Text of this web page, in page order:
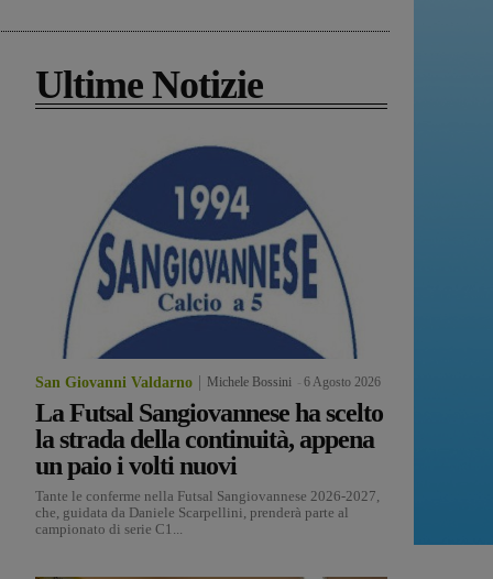
Ultime Notizie
San Giovanni Valdarno Michele Bossini 6 Agosto 2026
La Futsal Sangiovannese ha scelto
la strada della continuità, appena
un paio i volti nuovi
Tante le conferme nella Futsal Sangiovannese 2026-2027,
che, guidata da Daniele Scarpellini, prenderà parte al
campionato di serie C1...